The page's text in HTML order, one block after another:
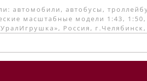
автомобили, автобусы,
масштабные модели 1:43, 1:50,
Россия,